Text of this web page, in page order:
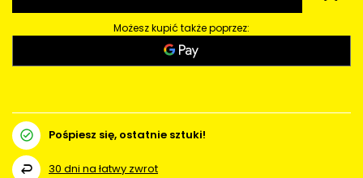
Możesz kupić także poprzez:
Pośpiesz się, ostatnie sztuki!
30 dni na łatwy zwrot